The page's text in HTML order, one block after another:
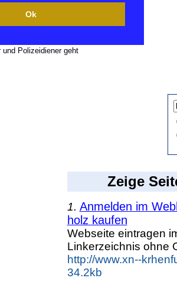
Ok
Polizeidiener geht
Zeige
1. Anmelden im
holz kaufen
Webseite eintragen
Linkerzeichnis ohne
http://www.xn--
34.2kb